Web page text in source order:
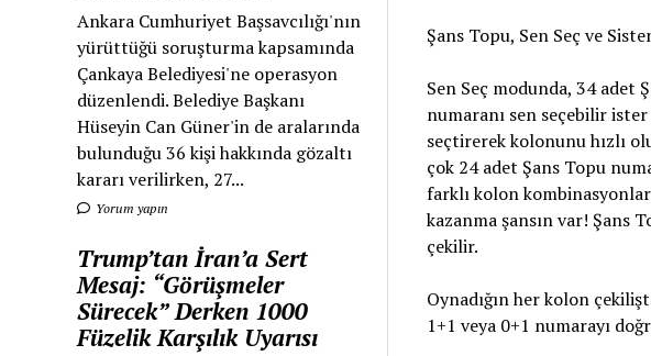
Ankara Cumhuriyet Başsavcılığı'nın
yürüttüğü soruşturma kapsamında
Çankaya Belediyesi'ne operasyon
düzenlendi. Belediye Başkanı
Hüseyin Can Güner'in de aralarında
bulunduğu 36 kişi hakkında gözaltı
kararı verilirken, 27...
Yorum yapın
Trump’tan İran’a Sert
Mesaj: “Görüşmeler
Sürecek” Derken 1000
Füzelik Karşılık Uyarısı
Şans Topu, Sen Seç ve
Sen Seç modunda, 34 adet
numaranı sen seçebilir
seçtirerek kolonunu hızlı
çok 24 adet Şans Topu
farklı kolon
kazanma şansın var! Şans
çekilir.
Oynadığın her kolon
1+1 veya 0+1 numarayı